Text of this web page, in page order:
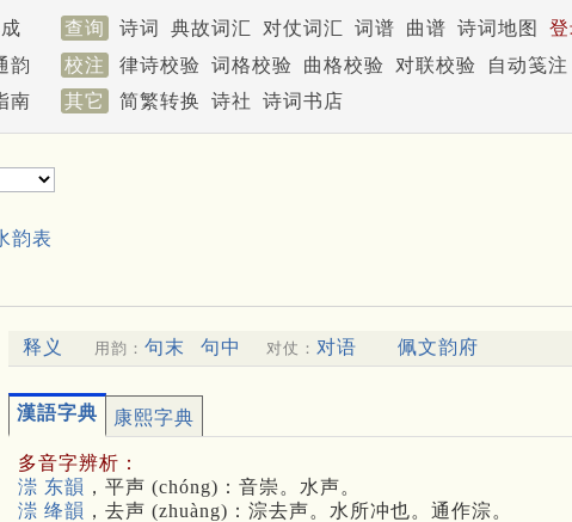
查询 诗词 典故词汇 对仗词汇 词谱 曲谱 诗词地图
韵 校注 律诗校验 词格校验 曲格校验 对联校验
自动笺注
南 其它 简繁转换 诗社 诗词书店
韵表
释义 用韵： 句末 句中 对仗： 对语 佩文韵府
漢語字典 康熙字典
多音字辨析：
漴 东韻 ，平声 (chóng)：音崇。水声。
漴 绛韻 ，去声 (zhuàng)：淙去声。水所冲也。通作淙。